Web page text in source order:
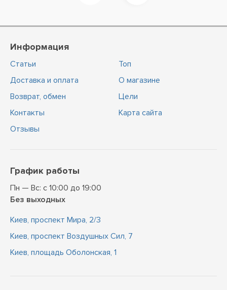
Информация
Статьи
Доставка и оплата
Возврат, обмен
Контакты
Отзывы
Топ
О магазине
Цели
Карта сайта
График работы
Пн — Вс: с 10:00 до 19:00
Без выходных
Киев, проспект Мира, 2/3
Киев, проспект Воздушных Сил, 7
Киев, площадь Оболонская, 1